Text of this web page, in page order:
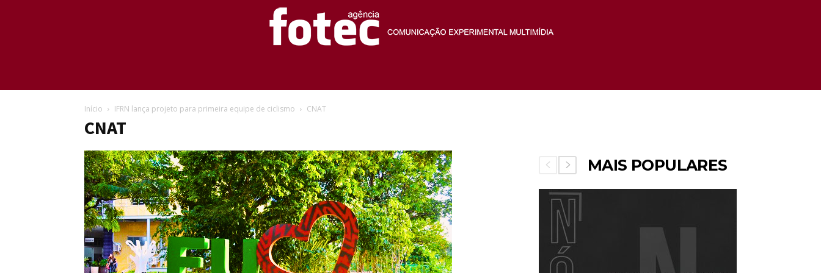
Fotec
Início IFRN lança projeto para primeira equipe de ciclismo CNAT
CNAT
MAIS POPULARES